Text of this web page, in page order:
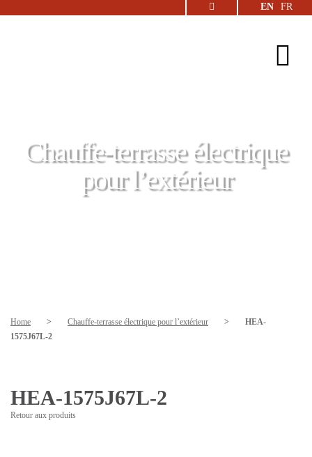
EN FR
Chauffe-terrasse électrique
pour l’extérieur
Home > Chauffe-terrasse électrique pour l’extérieur >
HEA-
1575J67L-2
HEA-1575J67L-2
Retour aux produits